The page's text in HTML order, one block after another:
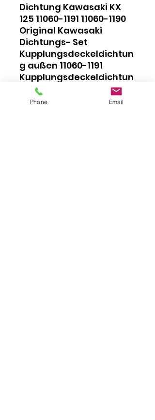
Dichtung Kawasaki KX
125 11060-1191 11060-1190
Original Kawasaki
Dichtungs- Set
Kupplungsdeckeldichtun
g außen 11060-1191
Kupplungsdeckeldichtun
g Innen 11060 1190
Für KX125 Bj. 92-93
Phone Email